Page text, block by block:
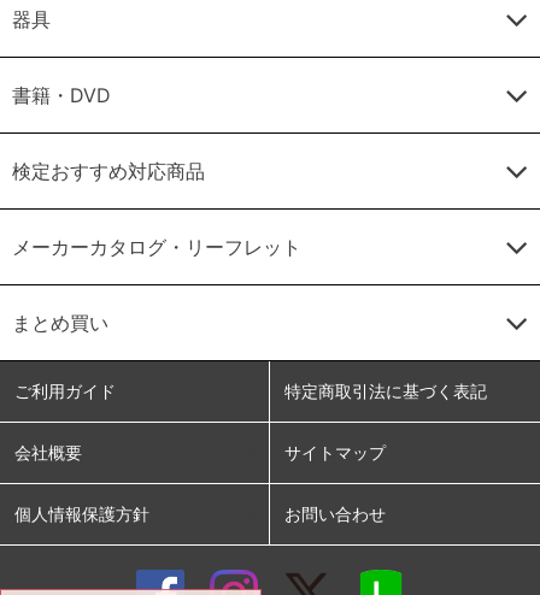
器具
書籍・DVD
検定おすすめ対応商品
メーカーカタログ・リーフレット
まとめ買い
ご利用ガイド 特定商取引法に基づく表記
会社概要 サイトマップ
個人情報保護方針 お問い合わせ